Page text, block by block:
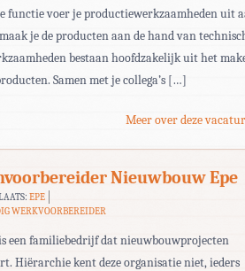
functie voer je productiewerkzaamheden uit
je de producten aan de hand van
bestaan hoofdzakelijk uit het
Samen met je collega’s […]
Meer over deze
Nieuwbouw Epe
EPE
WERKVOORBEREIDER
een familiebedrijf dat nieuwbouwprojecten
Hiërarchie kent deze organisatie niet, ieders